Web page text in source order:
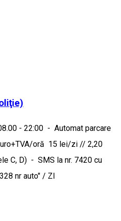
- 22:00 - Automat parcare
oră 15 lei/zi // 2,20
C, D) - SMS la nr. 7420 cu
nr auto" / ZI